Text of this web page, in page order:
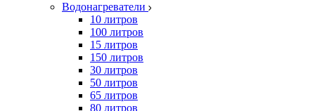
Водонагреватели
10 литров
100 литров
15 литров
150 литров
30 литров
50 литров
65 литров
80 литров